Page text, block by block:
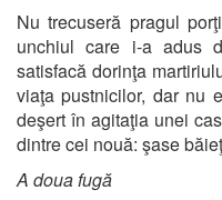
Nu trecuseră pragul
unchiul care i-a adus
satisfacă dorinţa
viaţa pustnicilor, dar nu
deşert în agitaţia unei
dintre cei nouă: şase
A doua fugă